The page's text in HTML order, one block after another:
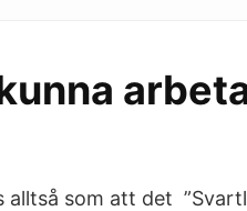
som att det